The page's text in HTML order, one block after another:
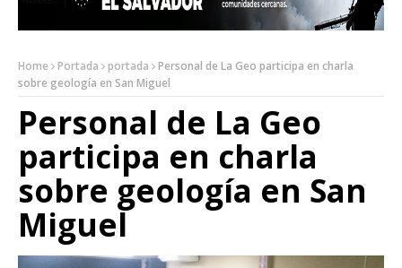
Home Portada portada
Personal de La Geo participa en charla
sobre geología en San Miguel
Personal de La Geo
participa en charla
sobre geología en San
Miguel